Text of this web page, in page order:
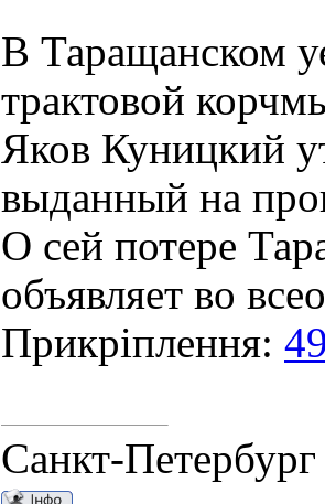
В Таращанском
трактовой
Яков Куницкий
выданный на
О сей потере
объявляет во
Прикріплення:
Санкт-Петербург